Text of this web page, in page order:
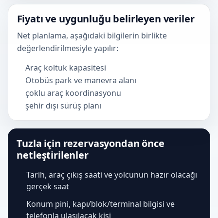
Fiyatı ve uygunluğu belirleyen veriler
Net planlama, aşağıdaki bilgilerin birlikte
değerlendirilmesiyle yapılır:
Araç koltuk kapasitesi
Otobüs park ve manevra alanı
çoklu araç koordinasyonu
şehir dışı sürüş planı
Tuzla için rezervasyondan önce
netleştirilenler
Tarih, araç çıkış saati ve yolcunun hazır olacağı
gerçek saat
Konum pini, kapı/blok/terminal bilgisi ve
telefonla ulaşılacak kişi